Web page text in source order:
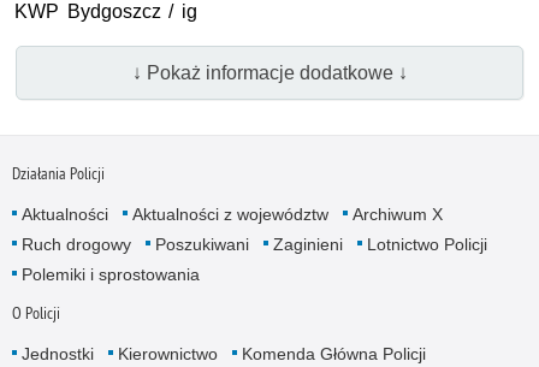
KWP Bydgoszcz / ig
↓ Pokaż informacje dodatkowe ↓
Działania Policji
Aktualności Aktualności z województw
Archiwum X
Ruch drogowy
Poszukiwani Zaginieni
Lotnictwo Policji
Polemiki i sprostowania
O Policji
Jednostki Kierownictwo
Komenda Główna Policji